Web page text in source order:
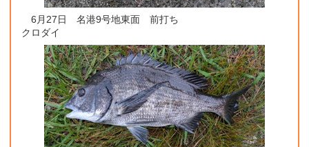
6月27日 名港9号地東面 前打ち
クロダイ